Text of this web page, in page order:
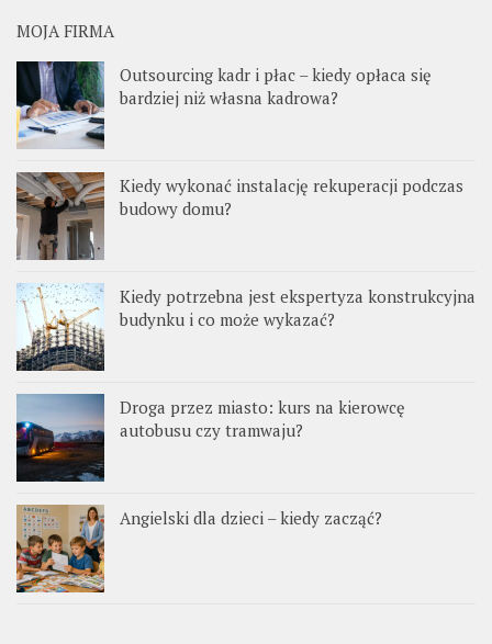
MOJA FIRMA
Outsourcing kadr i płac – kiedy opłaca się
bardziej niż własna kadrowa?
Kiedy wykonać instalację rekuperacji podczas
budowy domu?
Kiedy potrzebna jest ekspertyza konstrukcyjna
budynku i co może wykazać?
Droga przez miasto: kurs na kierowcę
autobusu czy tramwaju?
Angielski dla dzieci – kiedy zacząć?